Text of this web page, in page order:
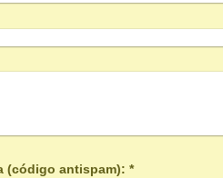
Captcha (código antispam): *